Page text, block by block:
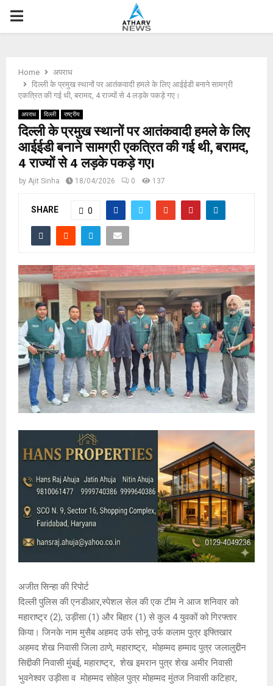
P
M
A
E
N
U
Home
अपराध
दिल्ली के प्रमुख स्थानों पर आतंकवादी हमले के लिए आईईडी बनाने सामग्री
एकत्रित की गई थी, बरामद, 4 राज्यों से 4 लड़के पकड़े गए।
अपराध दिल्ली राष्ट्रीय
दिल्ली के प्रमुख स्थानों पर आतंकवादी हमले के लिए
आईईडी बनाने सामग्री एकत्रित की गई थी, बरामद,
4 राज्यों से 4 लड़के पकड़े गए।
by Ajit Sinha 18/04/2026 0 137
SHARE 0
अजीत सिन्हा की रिपोर्ट
दिल्ली पुलिस की एनडीआर,स्पेशल सेल की एक टीम ने आज शनिवार को
महाराष्ट्र (2), उड़ीसा (1) और बिहार (1) से कुल 4 युवकों को गिरफ्तार
किया। जिनके नाम मुसैब अहमद उर्फ सोनू उर्फ कलाम पुत्र इफ्तिखार
अहमद शेख निवासी जिला ठाणे, महाराष्ट्र, मोहम्मद हम्माद पुत्र जलालुद्दीन
सिद्दीकी निवासी मुंबई, महाराष्ट्र, शेख इमरान पुत्र शेख अमीर निवासी
भुवनेश्वर उड़ीसा व मोहम्मद सोहेल पुत्र मोहम्मद मुंतज निवासी कटिहार,